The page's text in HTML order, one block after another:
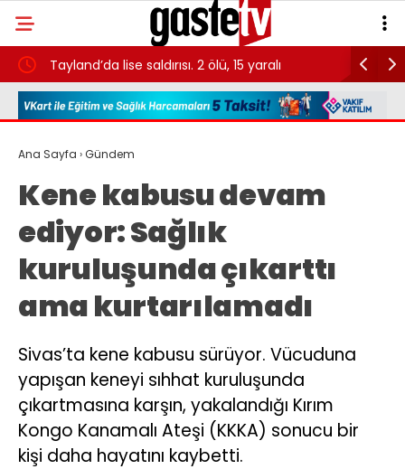
Tayland’da lise saldırısı. 2 ölü, 15 yaralı
2032’ye
Ana Sayfa ›Gündem
Kene kabusu devam
ediyor: Sağlık
kuruluşunda çıkarttı
ama kurtarılamadı
Sivas’ta kene kabusu sürüyor. Vücuduna
yapışan keneyi sıhhat kuruluşunda
çıkartmasına karşın, yakalandığı Kırım
Kongo Kanamalı Ateşi (KKKA) sonucu bir
kişi daha hayatını kaybetti.